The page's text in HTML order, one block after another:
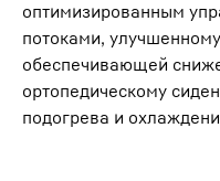
оптимизированным
потоками,
обеспечивающей
ортопедическому
подогрева и